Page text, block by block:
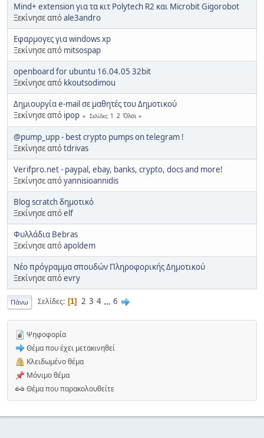
Mind+ extension για τα κιτ Polytech R2 και Microbit Gigorobot
Ξεκίνησε απόale3andro
Εφαρμογες για windows xp
Ξεκίνησε από mitsospap
openboard for ubuntu 16.04.05 32bit
Ξεκίνησε από kkoutsodimou
Δημιουργία e-mail σε μαθητές του Δημοτικού
Ξεκίνησε από ipop Σελίδες 1 2 Όλοι
@pump_upp - best crypto pumps on telegram !
Ξεκίνησε απόtdrivas
Verifpro.net - paypal, ebay, banks, crypto, docs and more!
Ξεκίνησε απόyannisioannidis
Blog scratch δημοτικό
Ξεκίνησε απόelf
Φυλλάδια Bebras
Ξεκίνησε απόapoldem
Νέο πρόγραμμα σπουδών Πληροφορικής Δημοτικού
Ξεκίνησε απόevry
Πάνω Σελίδες 1 2 3 4 ... 6
Ψηφοφορία
Θέμα που έχει μετακινηθεί
Κλειδωμένο θέμα
Μόνιμο θέμα
Θέμα που παρακολουθείτε